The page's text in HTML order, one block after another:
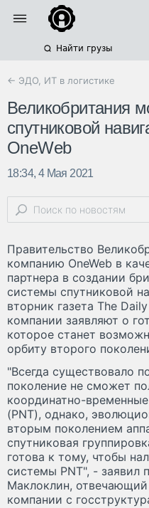
Найти грузы
← ЭДО, ИТ в логистике
Великобритания
спутниковой
OneWeb
18:34, 4 Мая 2021
Правительство
компанию OneWeb в
партнера в создании
системы спутниковой
вторник газета The
компании заявляют о
которое станет
орбиту второго
"Всегда существовало
поколение не сможет
координатно-
(PNT), однако,
вторым поколением
спутниковая
готова к тому, чтобы
системы PNT", - заявил
Маклоклин,
компании с